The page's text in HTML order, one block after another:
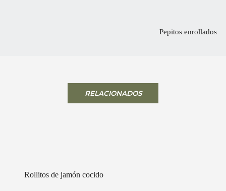
Pepitos enrollados
RELACIONADOS
de jamón cocido